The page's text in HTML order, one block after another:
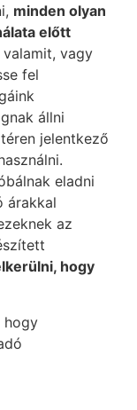
minden olyan
előtt
vagy
fel
állni
jelentkező
eladni
árakkal
az
hogy
hogy